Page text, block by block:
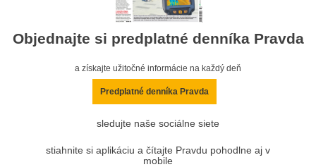
Objednajte si predplatné denníka Pravda
a získajte užitočné informácie na každý deň
Predplatné denníka Pravda
sledujte naše sociálne siete
stiahnite si aplikáciu a čítajte Pravdu pohodlne aj v
mobile